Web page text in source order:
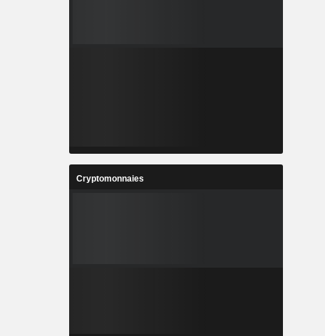
Cryptomonnaies